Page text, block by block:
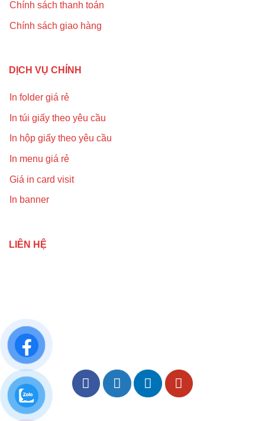
Chính sách thanh toán
Chính sách giao hàng
DỊCH VỤ CHÍNH
In folder giá rẻ
In túi giấy theo yêu cầu
In hộp giấy theo yêu cầu
In menu giá rẻ
Giá in card visit
In banner
LIÊN HỆ